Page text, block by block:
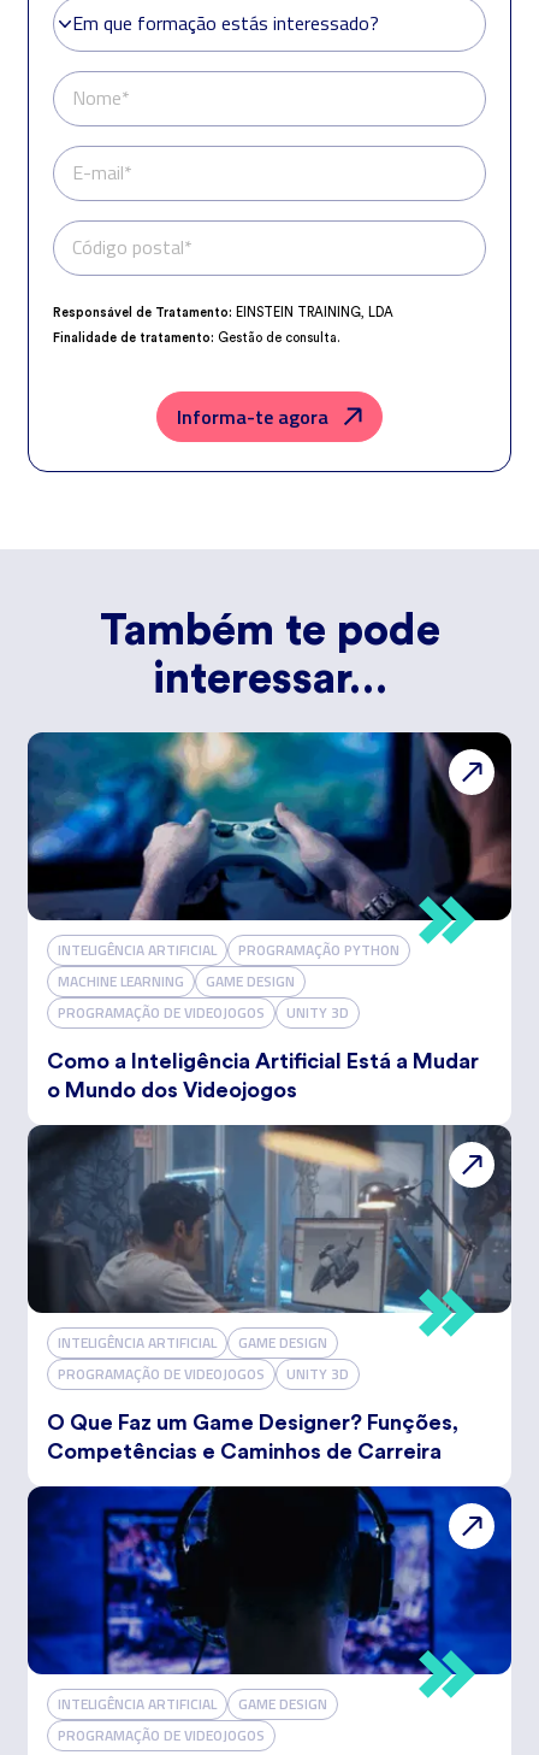
Em que formação estás interessado?
Em que formação estás interessado?
Nome*
E-mail*
Telefone*
Código postal*
Responsável de Tratamento: EINSTEIN TRAINING, LDA
Finalidade de tratamento: Gestão de consulta.
aceder, retificar e excluir os dados, bem como outros direitos,
conforme o explicito naPolítica de Privacidade.
Informa-te agora
Também te pode
interessar…
INTELIGÊNCIA ARTIFICIAL
PROGRAMAÇÃO PYTHON
MACHINE LEARNING
GAME DESIGN
PROGRAMAÇÃO DE VIDEOJOGOS
UNITY 3D
Como a Inteligência Artificial Está a Mudar
o Mundo dos Videojogos
INTELIGÊNCIA ARTIFICIAL
GAME DESIGN
PROGRAMAÇÃO DE VIDEOJOGOS
UNITY 3D
O Que Faz um Game Designer? Funções,
Competências e Caminhos de Carreira
INTELIGÊNCIA ARTIFICIAL
GAME DESIGN
PROGRAMAÇÃO DE VIDEOJOGOS